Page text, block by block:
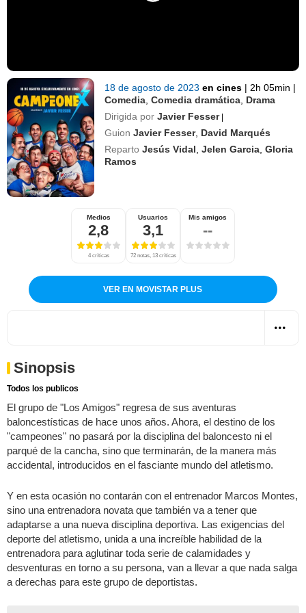
18 de agosto de 2023en cines | 2h 05min |
Comedia ,Comedia dramática Drama
Dirigida por Javier Fesser |
Guion Javier Fesser, David Marqués
Reparto Jesús Vidal ,Jelen Garcia ,Gloria
Ramos
Medios
2,8
4 críticas
Usuarios
3,1
72 notas, 13 críticas
Mis amigos
--
VER EN MOVISTAR PLUS
Sinopsis
Todos los publicos
El grupo de "Los Amigos" regresa de sus aventuras
baloncestísticas de hace unos años. Ahora, el destino de los
"campeones" no pasará por la disciplina del baloncesto ni el
parqué de la cancha, sino que terminarán, de la manera más
accidental, introducidos en el fasciante mundo del atletismo.
Y en esta ocasión no contarán con el entrenador Marcos Montes,
sino una entrenadora novata que también va a tener que
adaptarse a una nueva disciplina deportiva. Las exigencias del
deporte del atletismo, unida a una increíble habilidad de la
entrenadora para aglutinar toda serie de calamidades y
desventuras en torno a su persona, van a llevar a que nada salga
a derechas para este grupo de deportistas.